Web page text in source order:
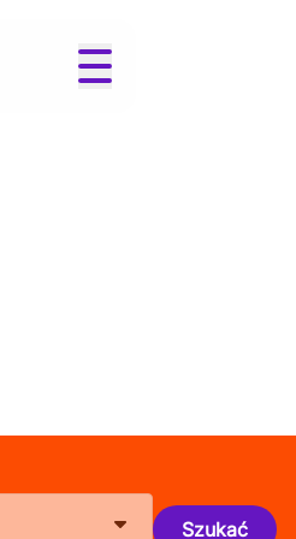
Szukać